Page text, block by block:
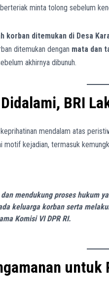
minta tolong sebelum
korban ditemukan di Desa
ditemukan dengan mata dan
akhirnya dibunuh.
BRI
mendalam atas
motif kejadian, termasuk
dan mendukung proses hukum
keluarga korban serta
Komisi VI DPR RI.
untuk